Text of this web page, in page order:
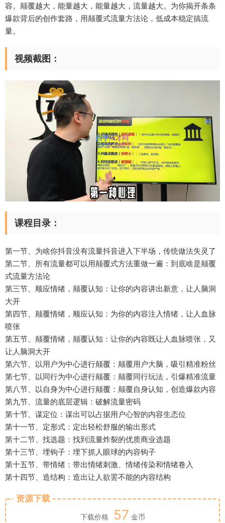
容。颠覆越大，能量越大，能量越大，流量越大。为你揭开条条
爆款背后的创作套路，用颠覆式流量方法论，低成本稳定搞流
量。
视频截图：
课程目录：
第一节、为啥你抖音没有流量抖音进入下半场，传统做法失灵了
第二节、所有流量都可以用颠覆式方法重做一遍：到底啥是颠覆
式流量方法论
第三节、顺应情绪，颠覆认知：让你的内容讲出新意，让人脑洞
大开
第四节、颠覆情绪，顺应认知：为你的内容注入情绪，让人血脉
喷张
第五节、颠覆情绪，颠覆认知：让你的内容既让人血脉喷张，又
让人脑洞大开
第六节、以用户为中心进行颠覆：颠覆用户大脑，吸引精准粉丝
第七节、以同行为中心进行颠覆：颠覆同行玩法，引爆精准流量
第八节、以自身为中心进行颠覆：颠覆自身认知，创造爆款内容
第九节、流量的底层逻辑：破解流量密码
第十节、谋定位：谋出可以占据用户心智的内容生态位
第十一节、定形式：定出轻松舒服的输出形式
第十二节、找选题：找到流量炸裂的优质商业选题
第十三节、埋钩子：埋下抓人眼球的内容钩子
第十五节、带情绪：带出情绪刺激、情绪传染和情绪卷入
第十四节、造结构：造出让人欲罢不能的内容结构
资源下载
下载价格 57 金币